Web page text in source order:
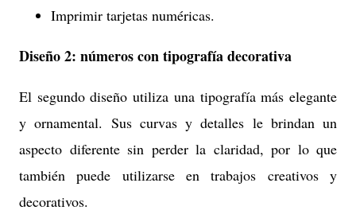
Imprimir tarjetas numéricas.
Diseño 2: números con tipografía decorativa
El segundo diseño utiliza una tipografía más elegante
y ornamental. Sus curvas y detalles le brindan un
aspecto diferente sin perder la claridad, por lo que
también puede utilizarse en trabajos creativos y
decorativos.